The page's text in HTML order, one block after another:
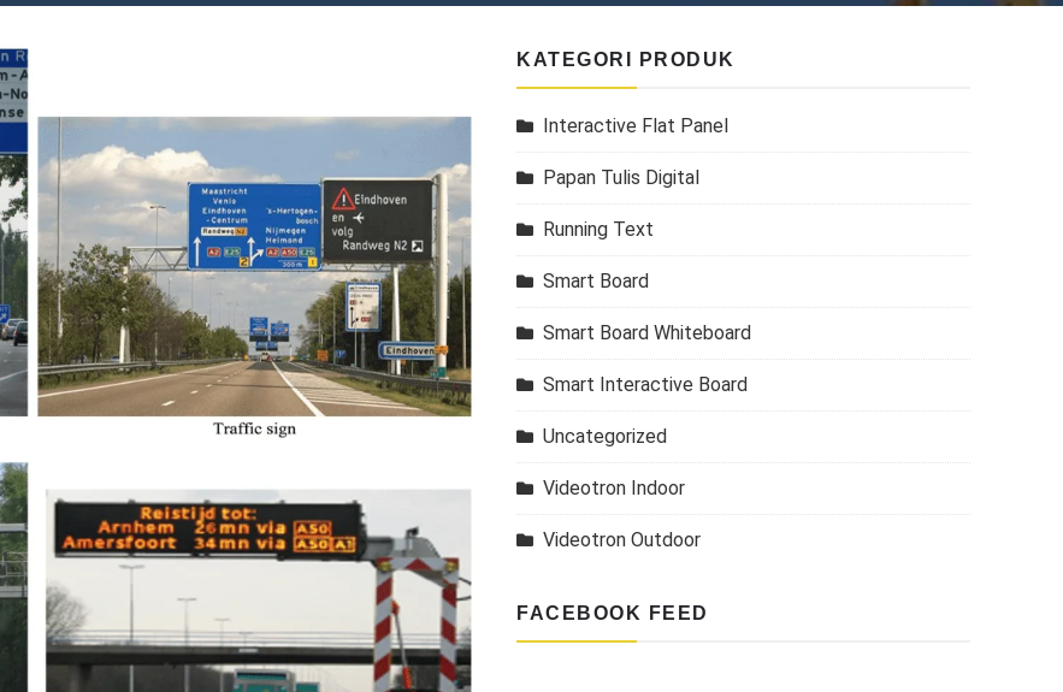
KATEGORI PRODUK
Interactive Flat Panel
Papan Tulis Digital
Running Text
Smart Board
Smart Board Whiteboard
Smart Interactive Board
Uncategorized
Videotron Indoor
Videotron Outdoor
FACEBOOK FEED